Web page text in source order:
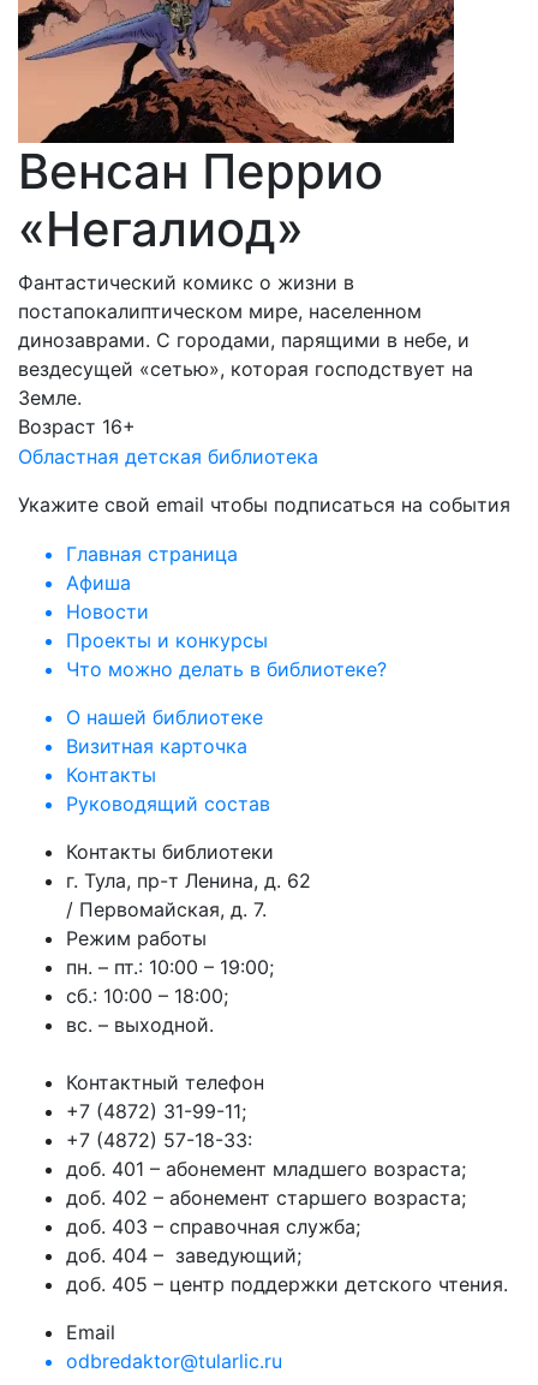
Венсан Перрио
«Негалиод»
Фантастический комикс о жизни в
постапокалиптическом мире, населенном
динозаврами. С городами, парящими в небе, и
вездесущей «сетью», которая господствует на
Земле.
Возраст 16+
Областная детская библиотека
Укажите свой email чтобы подписаться на события
Главная страница
Афиша
Новости
Проекты и конкурсы
Что можно делать в библиотеке?
О нашей библиотеке
Визитная карточка
Контакты
Руководящий состав
Контакты библиотеки
г. Тула, пр-т Ленина, д. 62
/ Первомайская, д. 7.
Режим работы
пн. – пт.: 10:00 – 19:00;
сб.: 10:00 – 18:00;
вс. – выходной.
Контактный телефон
+7 (4872) 31-99-11;
+7 (4872) 57-18-33:
доб. 401 – абонемент младшего возраста;
доб. 402 – абонемент старшего возраста;
доб. 403 – справочная служба;
доб. 404 – заведующий;
доб. 405 – центр поддержки детского чтения.
Email
odbredaktor@tularlic.ru